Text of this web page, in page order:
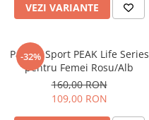
VEZI VARIANTE
-32%
Pantofi Sport PEAK Life Series
pentru Femei Rosu/Alb
160,00 RON
109,00 RON